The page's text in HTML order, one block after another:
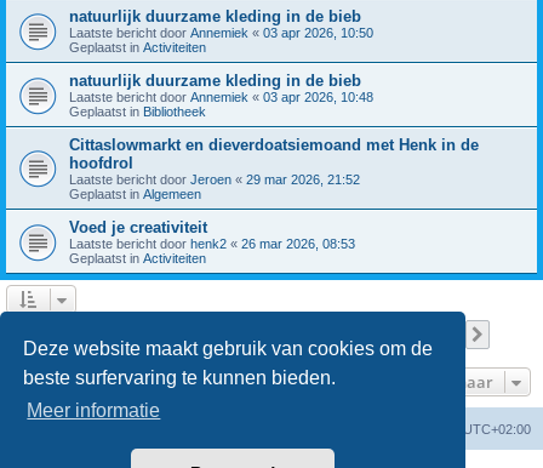
Deze website maakt gebruik van cookies om de
beste surfervaring te kunnen bieden.
Meer informatie
natuurlijk duurzame kleding in de bieb
Laatste bericht door Annemiek « 03 apr 2026, 10:50
Geplaatst in Activiteiten
natuurlijk duurzame kleding in de bieb
Laatste bericht door Annemiek « 03 apr 2026, 10:48
Geplaatst in Bibliotheek
Cittaslowmarkt en dieverdoatsiemoand met Henk in de
hoofdrol
Laatste bericht door Jeroen « 29 mar 2026, 21:52
Geplaatst in Algemeen
Voed je creativiteit
Laatste bericht door henk2 « 26 mar 2026, 08:53
Geplaatst in Activiteiten
Ga naar
UTC+02:00